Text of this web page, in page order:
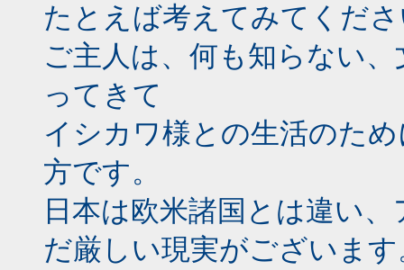
たとえば考えてみてくだ
ご主人は、何も知らない
ってきて
イシカワ様との生活のた
方です。
日本は欧米諸国とは違い
だ厳しい現実がございます